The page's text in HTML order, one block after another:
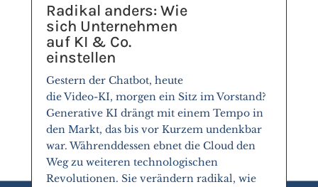
Radikal anders: Wie
sich Unternehmen
auf KI & Co.
einstellen
Gestern der Chatbot, heute
die Video-KI, morgen ein Sitz im Vorstand?
Generative KI drängt mit einem Tempo in
den Markt, das bis vor Kurzem undenkbar
war. Währenddessen ebnet die Cloud den
Weg zu weiteren technologischen
Revolutionen. Sie verändern radikal, wie